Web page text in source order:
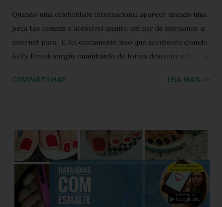
Quando uma celebridade internacional aparece usando uma
peça tão comum e acessível quanto um par de Havaianas, a
internet para. E foi exatamente isso que aconteceu quando
Kelly Brook surgiu caminhando de forma descontraída
que se tornou rapidamente uma inspiração para fãs de
“estilo real da vida real”: confortável, descomplicado e
totalmente copiável. É aquele tipo de visual que mostra
que moda não precisa ser cara, extravagante ou complexa e
que até as celebridades mais glamourosas valorizam peças
acessíveis que todo mundo pode ter. Hoje você vai ver por
COMPARTILHAR LEIA MAIS >>